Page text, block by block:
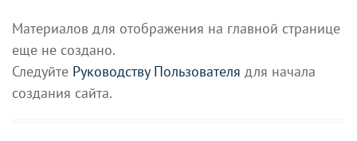
Материалов для отображения на главной странице
еще не создано.
Следуйте Руководству Пользователя для начала
создания сайта.